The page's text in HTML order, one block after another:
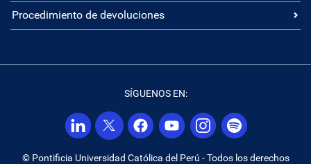
Procedimiento de devoluciones
SÍGUENOS EN:
© Pontificia Universidad Católica del Perú - Todos los derechos